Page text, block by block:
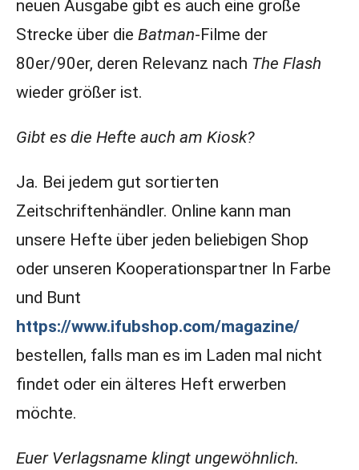
neuen Ausgabe gibt es auch eine große
Strecke über die Batman-Filme der
80er/90er, deren Relevanz nach The Flash
wieder größer ist.
Gibt es die Hefte auch am Kiosk?
Ja. Bei jedem gut sortierten
Zeitschriftenhändler. Online kann man
unsere Hefte über jeden beliebigen Shop
oder unseren Kooperationspartner In Farbe
und Bunt
https://www.ifubshop.com/magazine/
bestellen, falls man es im Laden mal nicht
findet oder ein älteres Heft erwerben
möchte.
Euer Verlagsname klingt ungewöhnlich.